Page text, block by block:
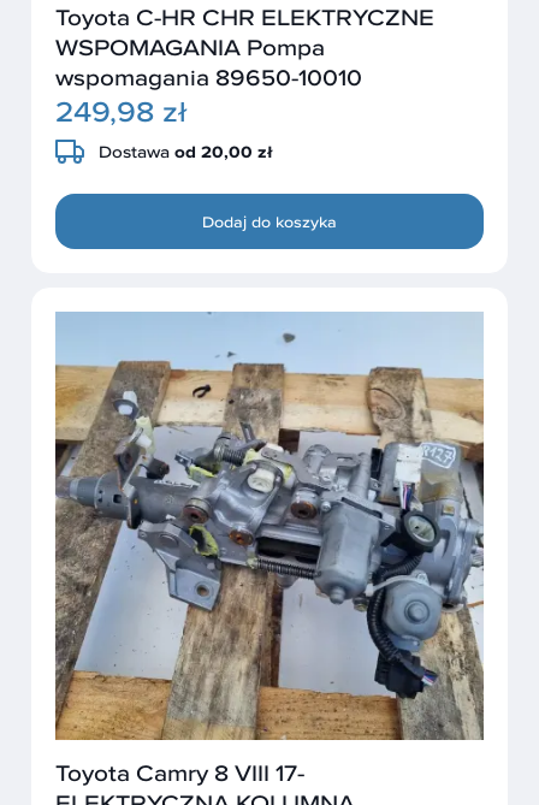
Toyota C-HR CHR ELEKTRYCZNE
WSPOMAGANIA Pompa
wspomagania 89650-10010
249,98 zł
Dostawa od 20,00 zł
Dodaj do koszyka
Toyota Camry 8 VIII 17-